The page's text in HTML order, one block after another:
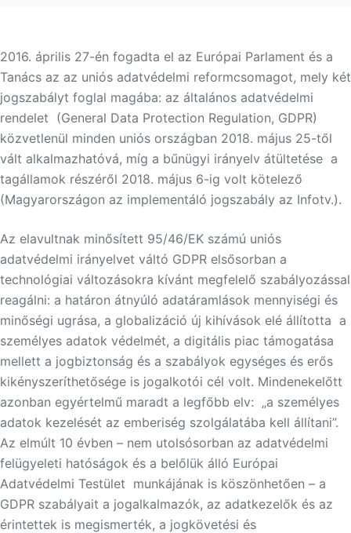
2016. április 27-én fogadta el az Európai Parlament és a
Tanács az az uniós adatvédelmi reformcsomagot, mely két
jogszabályt foglal magába: az általános adatvédelmi
rendelet (General Data Protection Regulation, GDPR)
közvetlenül minden uniós országban 2018. május 25-től
vált alkalmazhatóvá, míg a bűnügyi irányelv átültetése a
tagállamok részéről 2018. május 6-ig volt kötelező
(Magyarországon az implementáló jogszabály az Infotv.).
Az elavultnak minősített 95/46/EK számú uniós
adatvédelmi irányelvet váltó GDPR elsősorban a
technológiai változásokra kívánt megfelelő szabályozással
reagálni: a határon átnyúló adatáramlások mennyiségi és
minőségi ugrása, a globalizáció új kihívások elé állította a
személyes adatok védelmét, a digitális piac támogatása
mellett a jogbiztonság és a szabályok egységes és erős
kikényszeríthetősége is jogalkotói cél volt. Mindenekelőtt
azonban egyértelmű maradt a legfőbb elv: „a személyes
adatok kezelését az emberiség szolgálatába kell állítani”.
Az elmúlt 10 évben – nem utolsósorban az adatvédelmi
felügyeleti hatóságok és a belőlük álló Európai
Adatvédelmi Testület munkájának is köszönhetően – a
GDPR szabályait a jogalkalmazók, az adatkezelők és az
érintettek is megismerték, a jogkövetési és